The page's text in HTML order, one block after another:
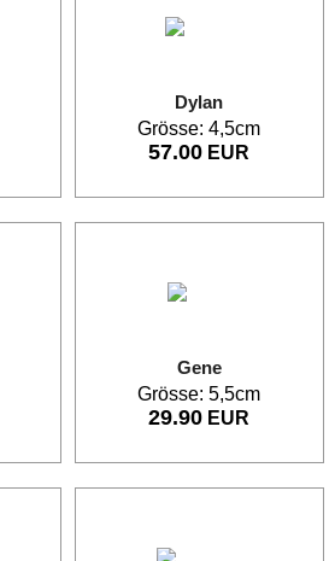
Dylan
Grösse: 4,5cm
57.00 EUR
Gene
Grösse: 5,5cm
29.90 EUR